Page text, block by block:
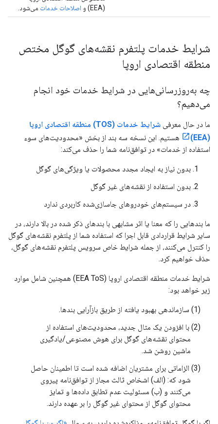
(EEA) و
اصلاحات خدمات می‌شود.
شرایط خدمات پلتفرم نقشه‌های گوگل مختص
منطقه اقتصادی اروپا
چه به‌روزرسانی‌هایی در شرایط خدمات خود انجام
می‌دهیم؟
ما در حال معرفی
شرایط خدمات (TOS) منطقه اقتصادی اروپا
(EEA)
هستیم. این نسخه سه بند از بخش «محدودیت‌های سوء
استفاده از خدمات» در توافق‌نامه شما را حذف می‌کند:
بدون نیاز به ایجاد مجدد محصولات یا ویژگی‌های گوگل
بدون استفاده از نقشه‌های غیر گوگل
در سیستم‌های خودروهای جاسازی‌شده کاربردی ندارد
ما بندهایی را که معنا یا اثر مشابهی با بندهای ذکر شده در بالا دارند، در
سایر شرایط قراردادی قابل اجرا که استفاده شما از پلتفرم نقشه‌های گوگل
را کنترل می‌کنند، از جمله شرایط خاص سرویس پلتفرم نقشه‌های گوگل،
حذف خواهیم کرد.
شرایط خدمات منطقه اقتصادی اروپا (EEA ToS) همچنین شامل موارد
زیر خواهد بود:
(1) سازماندهی بهبود یافته از طریق بازآرایی بندها.
(2) با افزودن یک مثال جدید، محدودیت‌های استفاده از
محتوای نقشه‌های گوگل برای هوش مصنوعی/یادگیری
ماشین روشن شد.
(3) الزاماتی برای مشتریان اضافه شده است تا اطمینان حاصل
شود که: (الف) اشخاص ثالث مجاز از توافق‌نامه پیروی
می‌کنند و (ب) مسئولیت عدم تطابق داده‌ها و تمایز
محتوای گوگل از محتوای غیر گوگل را بر عهده دارند.